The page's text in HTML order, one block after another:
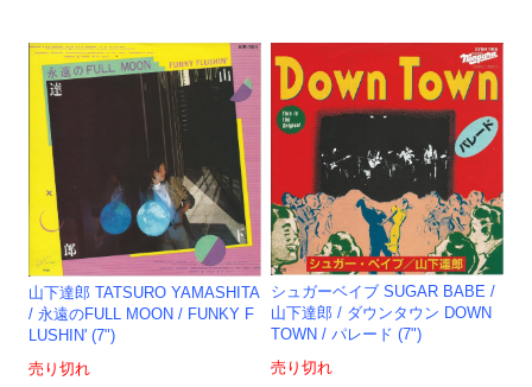
山下達郎 TATSURO YAMASHITA
/ 永遠のFULL MOON / FUNKY F
LUSHIN' (7")
売り切れ
シュガーベイブ SUGAR BABE /
山下達郎 / ダウンタウン DOWN
TOWN / パレード (7")
売り切れ